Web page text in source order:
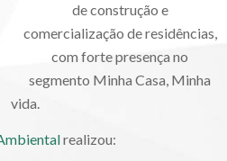
de construção e
comercialização de residências,
com forte presença no
segmento Minha Casa, Minha
vida.
realizou: